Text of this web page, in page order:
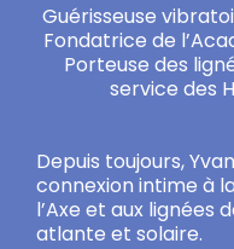
Guérisseuse
Fondatrice de
Porteuse des
service des
Depuis toujours,
connexion intime à
l’Axe et aux lignées
atlante et solaire.